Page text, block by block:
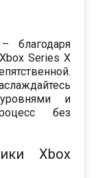
благодаря
Series X
и
без
Xbox